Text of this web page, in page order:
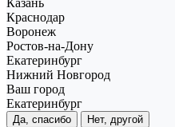
Казань
Краснодар
Воронеж
Ростов-на-Дону
Екатеринбург
Нижний Новгород
Ваш город
Екатеринбург
Да, спасибо Нет, другой